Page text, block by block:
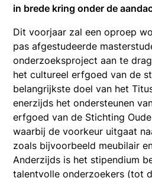
in brede kring onder de
Dit voorjaar zal een oproep
pas afgestudeerde
onderzoeksproject aan te
het cultureel erfgoed van de
belangrijkste doel van het
enerzijds het ondersteunen
erfgoed van de Stichting
waarbij de voorkeur uitgaat
zoals bijvoorbeeld meubilair
Anderzijds is het stipendium
talentvolle onderzoekers (tot